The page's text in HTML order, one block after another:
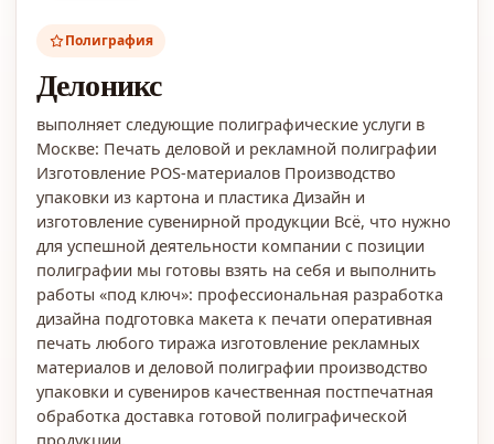
Полиграфия
Делоникс
выполняет следующие полиграфические услуги в
Москве: Печать деловой и рекламной полиграфии
Изготовление POS-материалов Производство
упаковки из картона и пластика Дизайн и
изготовление сувенирной продукции Всё, что нужно
для успешной деятельности компании с позиции
полиграфии мы готовы взять на себя и выполнить
работы «под ключ»: профессиональная разработка
дизайна подготовка макета к печати оперативная
печать любого тиража изготовление рекламных
материалов и деловой полиграфии производство
упаковки и сувениров качественная постпечатная
обработка доставка готовой полиграфической
продукции.